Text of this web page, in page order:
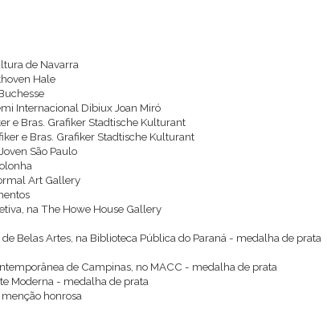
de Navarra
Hale
Internacional Dibiux Joan Miró
e Bras. Grafiker Stadtische Kulturant
e Bras. Grafiker Stadtische Kulturant
São Paulo
Art Gallery
na The Howe House Gallery
Belas Artes, na Biblioteca Pública do Paraná - medalha de prata
de Campinas, no MACC - medalha de prata
Moderna - medalha de prata
honrosa